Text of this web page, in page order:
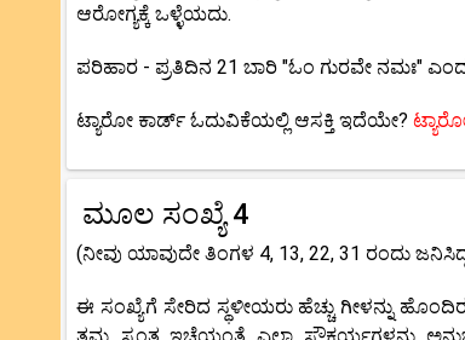
ಆರೋಗ್ಯಕ್ಕೆ ಒಳ್ಳೆಯದು.
ಪರಿಹಾರ - ಪ್ರತಿದಿನ 21 ಬಾರಿ "ಓಂ ಗುರವೇ ನಮಃ"
ಟ್ಯಾರೋ ಕಾರ್ಡ್ ಓದುವಿಕೆಯಲ್ಲಿ ಆಸಕ್ತಿ ಇದೆಯೇ?
ಮೂಲ ಸಂಖ್ಯೆ 4
(ನೀವು ಯಾವುದೇ ತಿಂಗಳ 4, 13, 22, 31 ರಂದು
ಈ ಸಂಖ್ಯೆಗೆ ಸೇರಿದ ಸ್ಥಳೀಯರು ಹೆಚ್ಚು ಗೀಳನ್ನು